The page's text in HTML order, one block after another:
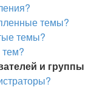
темы?
темы?
тем?
и группы